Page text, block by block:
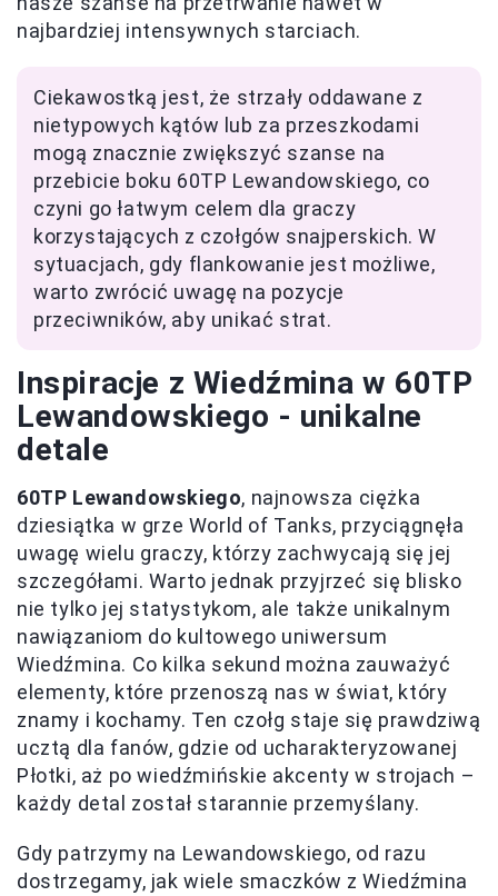
najbardziej intensywnych starciach.
Ciekawostką jest, że strzały oddawane z
nietypowych kątów lub za przeszkodami
mogą znacznie zwiększyć szanse na
przebicie boku 60TP Lewandowskiego, co
czyni go łatwym celem dla graczy
korzystających z czołgów snajperskich. W
sytuacjach, gdy flankowanie jest możliwe,
warto zwrócić uwagę na pozycje
przeciwników, aby unikać strat.
Inspiracje z Wiedźmina w 60TP
Lewandowskiego - unikalne
detale
60TP Lewandowskiego, najnowsza ciężka
dziesiątka w grze World of Tanks, przyciągnęła
uwagę wielu graczy, którzy zachwycają się jej
szczegółami. Warto jednak przyjrzeć się blisko
nie tylko jej statystykom, ale także unikalnym
nawiązaniom do kultowego uniwersum
Wiedźmina. Co kilka sekund można zauważyć
elementy, które przenoszą nas w świat, który
znamy i kochamy. Ten czołg staje się prawdziwą
ucztą dla fanów, gdzie od ucharakteryzowanej
Płotki, aż po wiedźmińskie akcenty w strojach –
każdy detal został starannie przemyślany.
Gdy patrzymy na Lewandowskiego, od razu
dostrzegamy, jak wiele smaczków z Wiedźmina